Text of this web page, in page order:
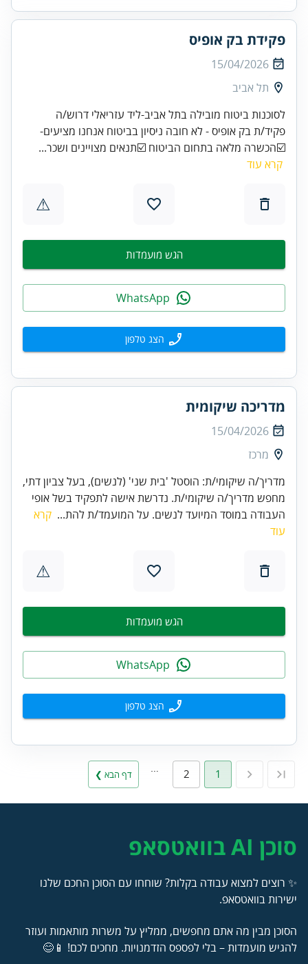
פקידת בק אופיס
15/04/2026
תל אביב
לסוכנות ביטוח מובילה בתל אביב-ליד עזריאלי דרוש/ה
פקיד/ת בק אופיס - לא חובה ניסיון בביטוח אנחנו מציעים-
☑️הכשרה מלאה בתחום הביטוח ☑️תנאים מצויינים ושכר...
קרא עוד
⚠
הגש מועמדות
הצג טלפון
מדריכה שיקומית
15/04/2026
מרכז
מדריך/ה שיקומי/ת: הוסטל 'בית שני' (לנשים), בעל צביון דתי,
מחפש מדריך/ה שיקומי/ת. נדרשת אישה לתפקיד בשל אופי
העבודה במוסד המיועד לנשים. על המועמד/ת להת... קרא
עוד
⚠
הגש מועמדות
הצג טלפון
1
2 דף הבא ❯
סוכן AI בוואטסאפ
✨ רוצים למצוא עבודה בקלות? שוחחו עם הסוכן החכם שלנו
ישירות בוואטסאפ.
הסוכן מבין מה אתם מחפשים, ממליץ על משרות מותאמות ועוזר
להגיש מועמדות – בלי לפספס הזדמנויות. מחכים לכם! 📱😊